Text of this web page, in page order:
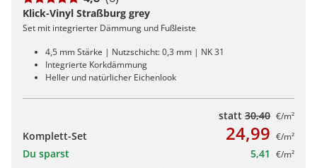
Klick-Vinyl Straßburg grey
Set mit integrierter Dämmung und Fußleiste
4,5 mm Stärke | Nutzschicht: 0,3 mm | NK 31
Integrierte Korkdämmung
Heller und natürlicher Eichenlook
statt 30,40 €/m²
Komplett-Set 24,99 €/m²
Du sparst 5,41 €/m²